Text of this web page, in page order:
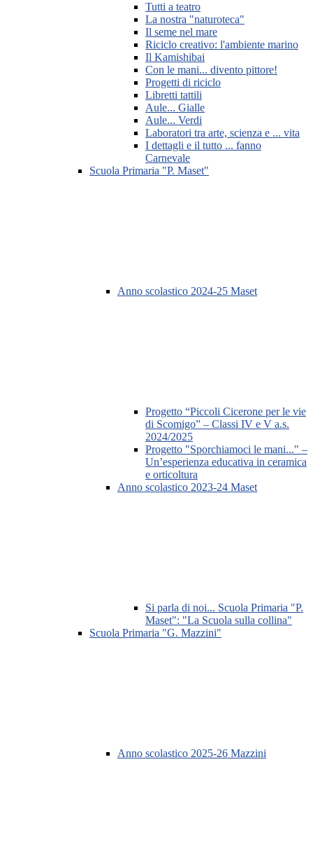
Tutti a teatro
La nostra "naturoteca"
Il seme nel mare
Riciclo creativo: l'ambiente marino
Il Kamishibai
Con le mani... divento pittore!
Progetti di riciclo
Libretti tattili
Aule... Gialle
Aule... Verdi
Laboratori tra arte, scienza e ... vita
I dettagli e il tutto ... fanno
Carnevale
Scuola Primaria "P. Maset"
Anno scolastico 2024-25 Maset
Progetto “Piccoli Cicerone per le vie
di Scomigo” – Classi IV e V a.s.
2024/2025
Progetto "Sporchiamoci le mani..." –
Un’esperienza educativa in ceramica
e orticoltura
Anno scolastico 2023-24 Maset
Si parla di noi... Scuola Primaria "P.
Maset": "La Scuola sulla collina"
Scuola Primaria "G. Mazzini"
Anno scolastico 2025-26 Mazzini